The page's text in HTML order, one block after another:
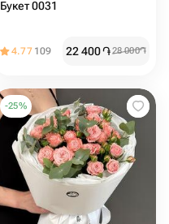
Букет 0031
4.77 109 22 400֏28 000֏
-25%